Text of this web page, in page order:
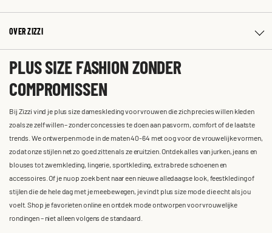
OVER ZIZZI
PLUS SIZE FASHION ZONDER
COMPROMISSEN
Bij Zizzi vind je plus size dameskleding voor vrouwen die zich precies willen kleden
zoals ze zelf willen – zonder concessies te doen aan pasvorm, comfort of de laatste
trends. We ontwerpen mode in de maten 40-64 met oog voor de vrouwelijke vormen,
zodat onze stijlen net zo goed zitten als ze eruitzien. Ontdek alles van jurken, jeans en
blouses tot zwemkleding, lingerie, sportkleding, extra brede schoenen en
accessoires. Of je nu op zoek bent naar een nieuwe alledaagse look, feestkleding of
stijlen die de hele dag met je meebewegen, je vindt plus size mode die echt als jou
voelt. Shop je favorieten online en ontdek mode ontworpen voor vrouwelijke
rondingen – niet alleen volgens de standaard.